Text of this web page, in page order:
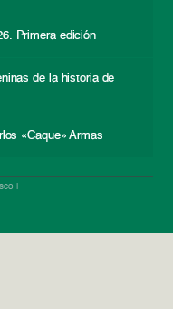
Primera edición
de la historia de
«Caque» Armas
|